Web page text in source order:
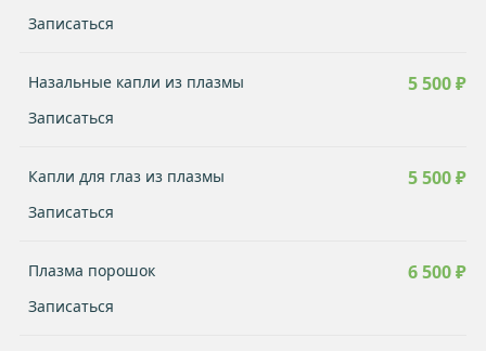
Записаться
Назальные капли из плазмы
Записаться
5 500 ₽
Капли для глаз из плазмы
Записаться
5 500 ₽
Плазма порошок
Записаться
6 500 ₽